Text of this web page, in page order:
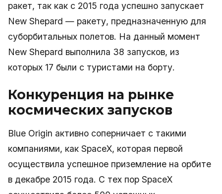
ракет, так как с 2015 года успешно запускает
New Shepard — ракету, предназначенную для
суборбитальных полетов. На данный момент
New Shepard выполнила 38 запусков, из
которых 17 были с туристами на борту.
Конкуренция на рынке
космических запусков
Blue Origin активно соперничает с такими
компаниями, как SpaceX, которая первой
осуществила успешное приземление на орбите
в декабре 2015 года. С тех пор SpaceX